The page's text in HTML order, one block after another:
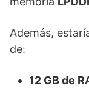
Además,
de:
12 GB de